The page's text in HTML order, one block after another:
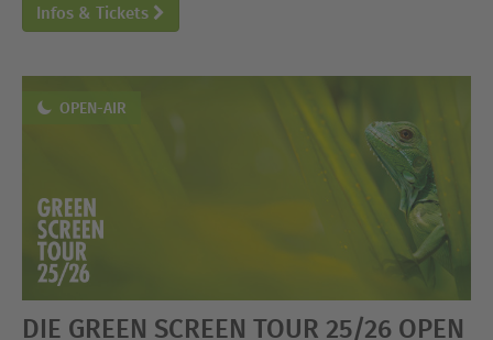
Infos & Tickets
OPEN-AIR
DIE GREEN SCREEN TOUR 25/26 OPEN